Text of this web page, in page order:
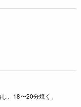
、18〜20分焼く。